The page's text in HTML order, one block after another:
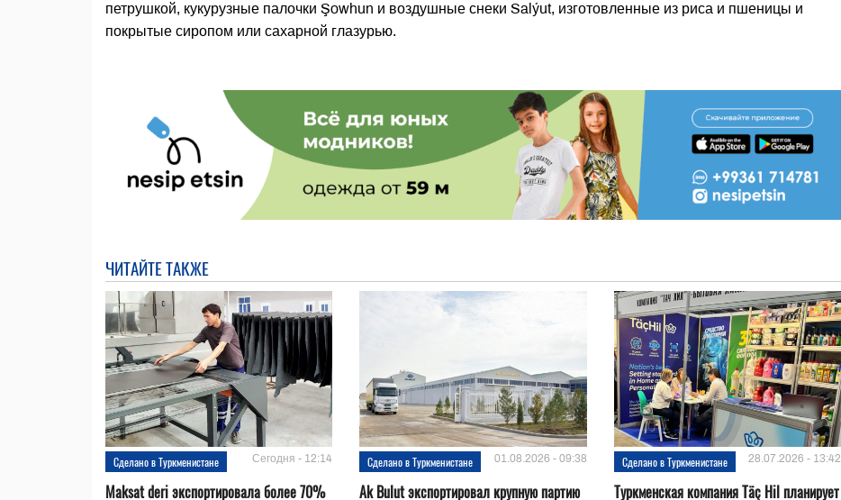
петрушкой, кукурузные палочки Şowhun и воздушные снеки Salýut, изготовленные из риса и пшеницы и
покрытые сиропом или сахарной глазурью.
ЧИТАЙТЕ ТАКЖЕ
Сделано в Туркменистане Сегодня - 12:14
Maksat deri экспортировала более 70%
Сделано в Туркменистане 01.08.2026 - 09:38
Ak Bulut экспортировал крупную партию
Сделано в Туркменистане 28.07.2026 - 13:42
Туркменская компания Täç Hil планирует